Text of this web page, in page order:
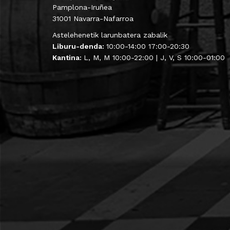
Pamplona-Iruñea
31001 Navarra-Nafarroa
Astelehenetik larunbatera zabalik
Liburu-denda: 10:00-14:00 17:00-20:30
Kantina: L, M, M 10:00-22:00 | J, V, S 10:00-01:00